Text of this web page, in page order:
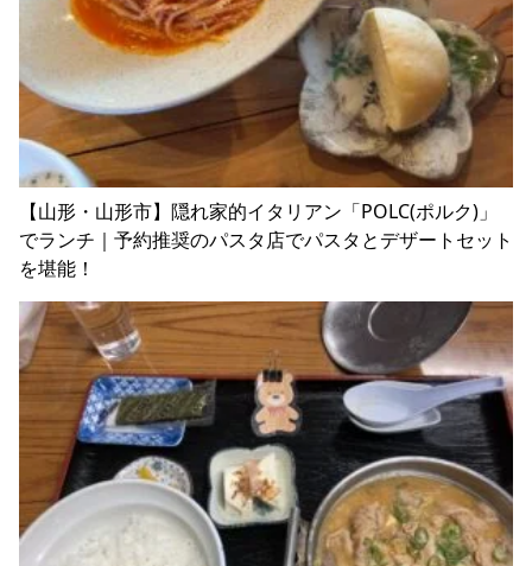
【山形・山形市】隠れ家的イタリアン「POLC(ポルク)」
でランチ｜予約推奨のパスタ店でパスタとデザートセット
を堪能！